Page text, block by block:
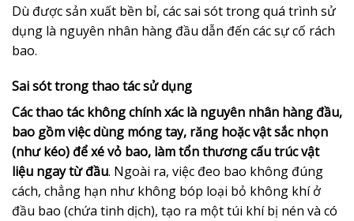
Dù được sản xuất bền bỉ, các sai sót trong quá trình sử
dụng là nguyên nhân hàng đầu dẫn đến các sự cố rách
bao.
Sai sót trong thao tác sử dụng
Các thao tác không chính xác là nguyên nhân hàng đầu,
bao gồm việc dùng móng tay, răng hoặc vật sắc nhọn
(như kéo) để xé vỏ bao, làm tổn thương cấu trúc vật
liệu ngay từ đầu. Ngoài ra, việc đeo bao không đúng
cách, chẳng hạn như không bóp loại bỏ không khí ở
đầu bao (chứa tinh dịch), tạo ra một túi khí bị nén và có